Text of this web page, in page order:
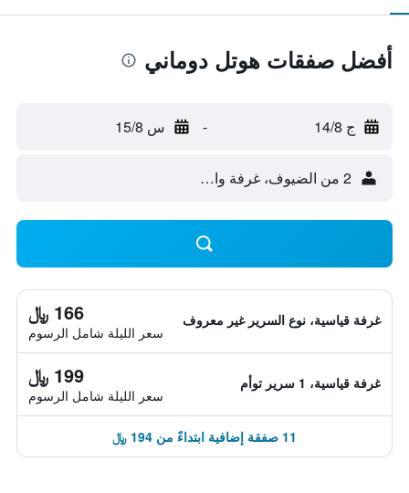
أفضل صفقات هوتل دوماني
ج 14/8 - س 15/8
2 من الضيوف، غرفة واحدة
غرفة قياسية، نوع السرير غير معروف 166 ﷼
سعر الليلة شامل الرسوم
غرفة قياسية، 1 سرير توأم 199 ﷼
سعر الليلة شامل الرسوم
11 صفقة إضافية ابتداءً من 194 ﷼